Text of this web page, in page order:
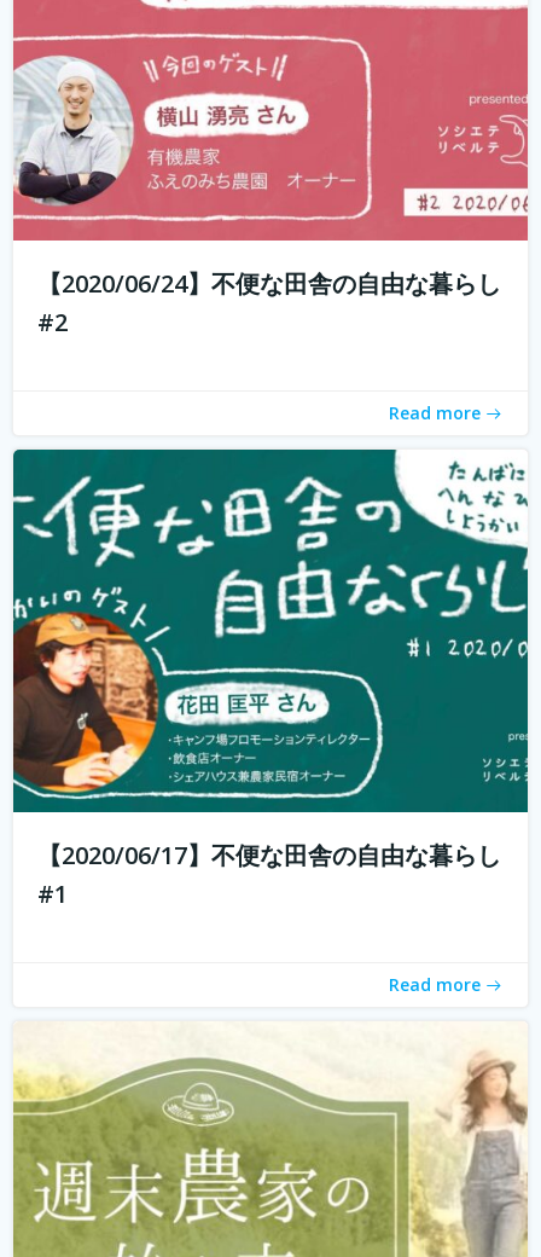
【2020/06/24】不便な田舎の自由な暮らし
#2
Read more
もしかして田舎のことを、遠いしコンビニないし仕事も無
いし、なんて思ってませんか？ 兵庫県丹波地域は「都会に
近い田舎」、住んでみるとあんがい不便を感じない。い
や、むしろ不便を楽しみ、自由に生きている人たちがい
る。 「不便な田舎の自由な暮らし」...続きを読む
【2020/06/17】不便な田舎の自由な暮らし
#1
Read more
週末農業とは、サラリーマンやOLなど本業を持っている人
が、週末だけ農業をすることです。 仕事を持っていても気
軽に農業体験ができます。 週末農業のメリットは、採れた
ての野菜を食べられること、そして心と体が自然に癒され